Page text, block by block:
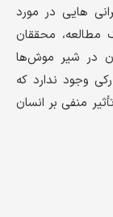
هایی در مورد
محققان
در شیر موش‌ها
وجود ندارد که
منفی بر انسان